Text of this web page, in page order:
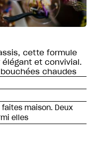
cette formule
et convivial.
chaudes
maison. Deux
elles